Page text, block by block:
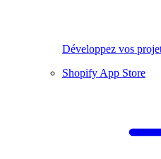
Développez vos
Shopify App Store